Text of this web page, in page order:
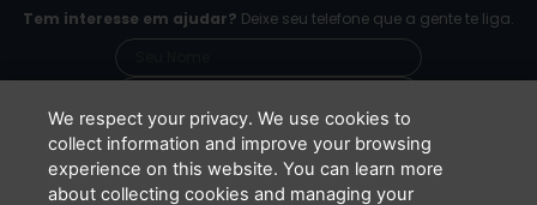
o
o
g
r
m
b
e
Tem interesse em ajudar? Deixe seu telefone que a gente te liga.
Li e concordo que minhas informações serão
tratadas de acordo com oAviso de Privacidade
We respect your privacy. We use cookies to
collect information and improve your browsing
experience on this website. You can learn more
about collecting cookies and managing your